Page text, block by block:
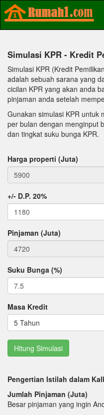
Simulasi KPR - Kredit
Simulasi KPR (Kredit
adalah sebuah sarana yang
cicilan KPR yang akan anda
pinjaman anda setelah
Gunakan simulasi KPR untuk
per bulan dengan menginput
dan tingkat suku bunga KPR.
Harga properti (Juta)
+/- D.P. 20%
Pinjaman (Juta)
Suku Bunga (%)
Masa Kredit
5 Tahun
Pengertian Istilah dalam
Jumlah Pinjaman (Juta)
Besar pinjaman yang ingin